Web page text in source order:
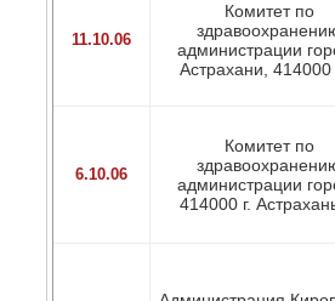
11.10.06
Комитет по
администрации
Астрахани, 414000
6.10.06
Комитет по
администрации
414000 г.